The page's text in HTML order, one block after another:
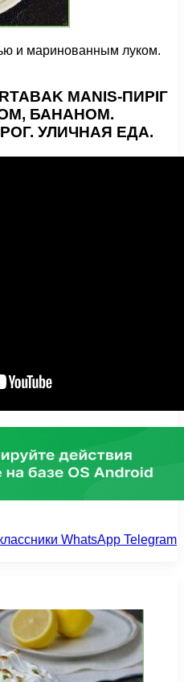
и маринованным луком.
MANIS-ПИРІГ
БАНАНОМ.
УЛИЧНАЯ ЕДА.
WhatsApp Telegram